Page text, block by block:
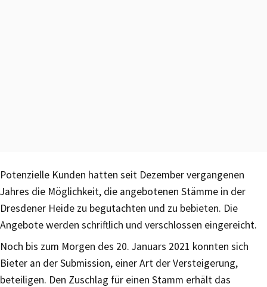
Potenzielle Kunden hatten seit Dezember vergangenen
Jahres die Möglichkeit, die angebotenen Stämme in der
Dresdener Heide zu begutachten und zu bebieten. Die
Angebote werden schriftlich und verschlossen eingereicht.
Noch bis zum Morgen des 20. Januars 2021 konnten sich
Bieter an der Submission, einer Art der Versteigerung,
beteiligen. Den Zuschlag für einen Stamm erhält das